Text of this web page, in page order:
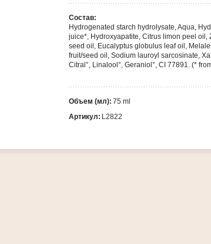
Состав:
Hydrogenated starch hydrolysate, Aqua,
juice*, Hydroxyapatite, Citrus limon peel oil ,
seed oil , Eucalyptus globulus leaf oil ,
fruit/seed oil, Sodium lauroyl sarcosinate,
Citral°, Linalool°, Geraniol°, CI 77891. (*
Объем (мл): 75 ml
Артикул: L2822